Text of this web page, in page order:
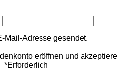
Mail-Adresse gesendet.
eröffnen und akzeptiere
*Erforderlich